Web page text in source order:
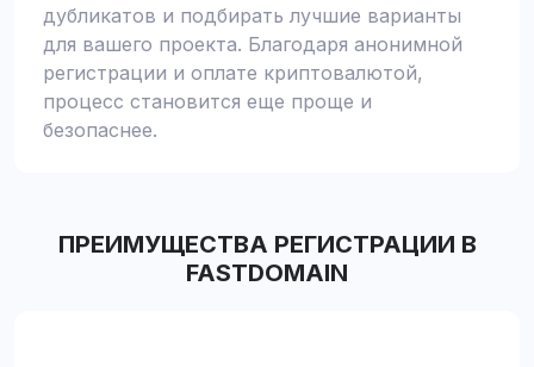
дубликатов и подбирать лучшие варианты
для вашего проекта. Благодаря анонимной
регистрации и оплате криптовалютой,
процесс становится еще проще и
безопаснее.
ПРЕИМУЩЕСТВА РЕГИСТРАЦИИ В
FASTDOMAIN